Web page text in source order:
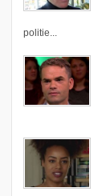
politie...